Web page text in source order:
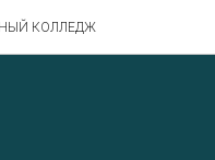
КОЛЛЕДЖ